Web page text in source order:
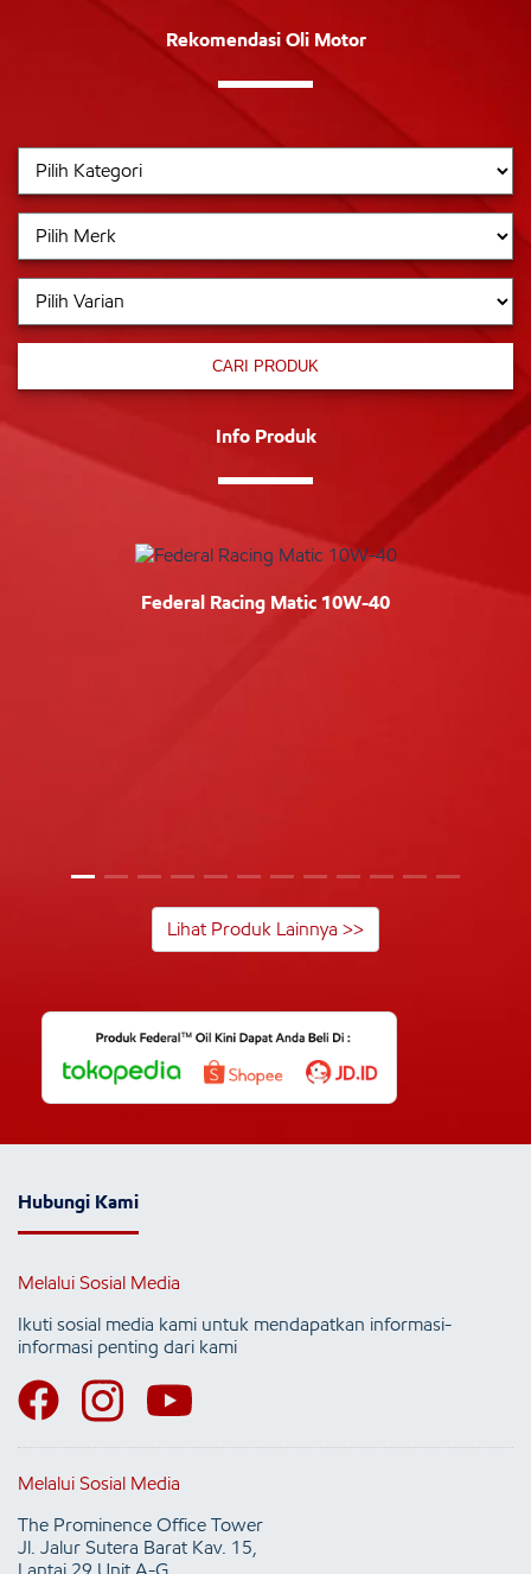
Rekomendasi Oli Motor
CARI PRODUK
Info Produk
Federal Racing Matic 10W-40
Lihat Produk Lainnya >>
Hubungi Kami
Melalui Sosial Media
Ikuti sosial media kami untuk mendapatkan informasi-
informasi penting dari kami
Melalui Sosial Media
The Prominence Office Tower
Jl. Jalur Sutera Barat Kav. 15,
Lantai 29 Unit A-G